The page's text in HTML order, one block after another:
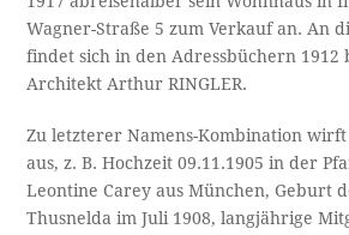
Wagner-Straße 5 zum Verkauf an. An
findet sich in den Adressbüchern 1912
Architekt Arthur RINGLER.
Zu letzterer Namens-Kombination
aus, z. B. Hochzeit 09.11.1905 in der
Leontine Carey aus München, Geburt
Thusnelda im Juli 1908, langjährige